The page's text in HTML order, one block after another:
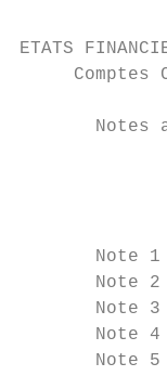
ETATS
Comptes
Notes
Note 1
Note 2
Note 3
Note 4
Note 5